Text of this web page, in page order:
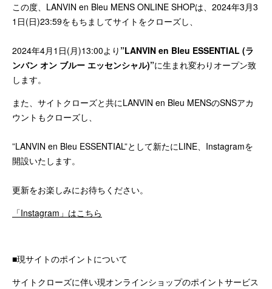
この度、LANVIN en Bleu MENS ONLINE SHOPは、2024年3月3
1日(日)23:59をもちましてサイトをクローズし、
2024年4月1日(月)13:00より ”LANVIN en Bleu ESSENTIAL (ラ
ンバン オン ブルー エッセンシャル)”に生まれ変わりオープン致
します。
また、サイトクローズと共にLANVIN en Bleu MENSのSNSアカ
ウントもクローズし、
”LANVIN en Bleu ESSENTIAL”として新たにLINE、Instagramを
開設いたします。
更新をお楽しみにお待ちください。
「Instagram」はこちら
■現サイトのポイントについて
サイトクローズに伴い現オンラインショップのポイントサービス